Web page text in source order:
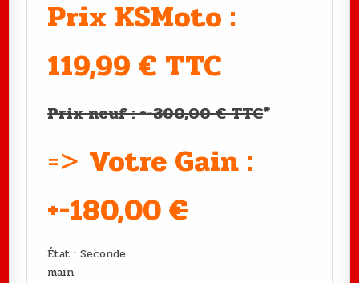
Prix KSMoto :
119,99 € TTC
Prix neuf : +-300,00 € TTC*
=> Votre Gain :
+-180,00€
État : Seconde
main